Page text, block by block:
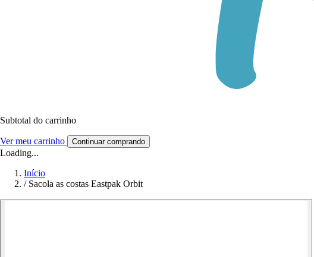
Subtotal do carrinho
Ver meu carrinho Continuar comprando
Loading...
Início
/ Sacola as costas Eastpak Orbit